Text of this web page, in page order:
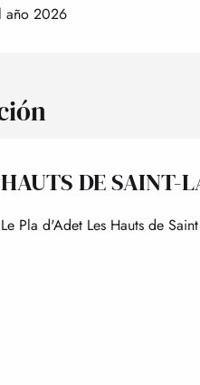
año 2026
DE SAINT-
Pla d'Adet Les Hauts de